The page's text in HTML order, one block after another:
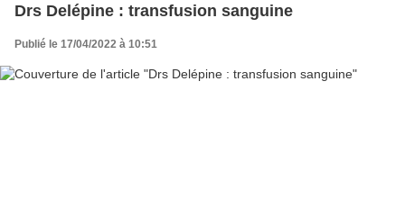
Drs Delépine : transfusion sanguine
Publié le 17/04/2022 à 10:51